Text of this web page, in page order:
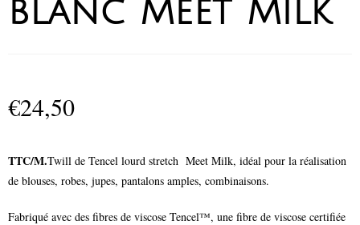
blanc Meet Milk
€24,50
TTC/M.Twill de Tencel lourd stretch Meet Milk, idéal pour la réalisation
de blouses, robes, jupes, pantalons amples, combinaisons.
Fabriqué avec des fibres de viscose Tencel™, une fibre de viscose certifiée